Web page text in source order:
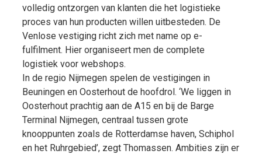
volledig ontzorgen van klanten die het logistieke
proces van hun producten willen uitbesteden. De
Venlose vestiging richt zich met name op e-
fulfilment. Hier organiseert men de complete
logistiek voor webshops.
In de regio Nijmegen spelen de vestigingen in
Beuningen en Oosterhout de hoofdrol. ‘We liggen in
Oosterhout prachtig aan de A15 en bij de Barge
Terminal Nijmegen, centraal tussen grote
knooppunten zoals de Rotterdamse haven, Schiphol
en het Ruhrgebied’, zegt Thomassen. Ambities zijn er